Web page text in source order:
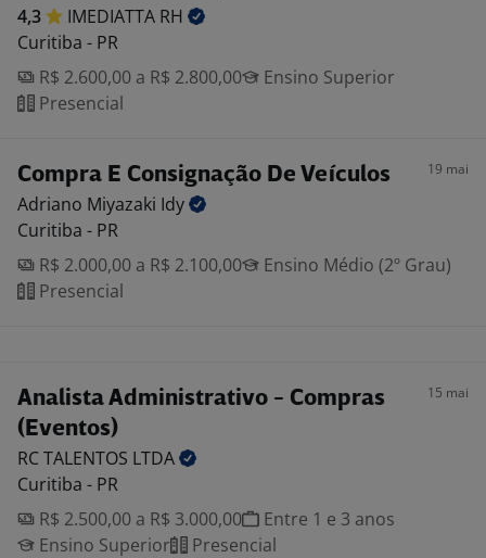
4,3 IMEDIATTA RH
Curitiba - PR
R$ 2.600,00 a R$ 2.800,00
Ensino Superior
Presencial
Compra E Consignação De Veículos 19 mai
Adriano Miyazaki Idy
Curitiba - PR
R$ 2.000,00 a R$ 2.100,00
Ensino Médio (2º Grau)
Presencial
Analista Administrativo - Compras
(Eventos)
15 mai
RC TALENTOS LTDA
Curitiba - PR
R$ 2.500,00 a R$ 3.000,00
Entre 1 e 3 anos
Ensino Superior
Presencial